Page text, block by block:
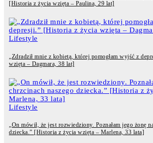
[Historia z życia wzięta – Paulina, 29 lat]
Lifestyle
„Zdradził mnie z kobietą, której pomogłam wyjść z
wzięta – Dagmara, 38 lat]
Lifestyle
„On mówił, że jest rozwiedziony. Poznałam jego żonę
dziecka.” [Historia z życia wzięta – Marlena, 33 lata]